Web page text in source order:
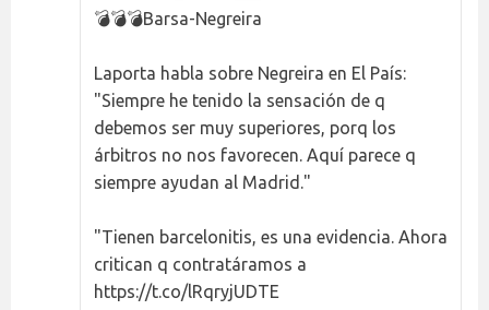
💣💣💣Barsa-Negreira
Laporta habla sobre Negreira en El País:
"Siempre he tenido la sensación de q
debemos ser muy superiores, porq los
árbitros no nos favorecen. Aquí parece q
siempre ayudan al Madrid."
"Tienen barcelonitis, es una evidencia. Ahora
critican q contratáramos a
https://t.co/lRqryjUDTE